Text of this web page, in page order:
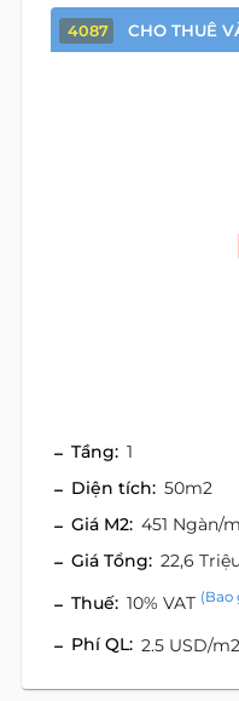
4087 CHO THUÊ
Tầng: 1
Diện tích: 50m2
Giá M2: 451 Ngàn/
Giá Tổng: 22,6 Triệu
Thuế: 10% VAT (Bao
Phí QL: 2.5 USD/